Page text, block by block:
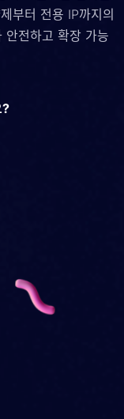
부터 전용 IP까지의
전하고 확장 가능
?